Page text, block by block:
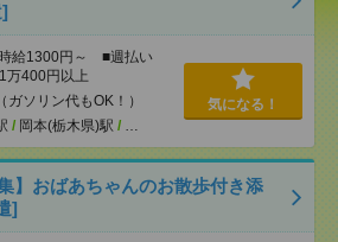
給1300円～ ■週払い
400円以上
ソリン代もOK！）
/ 岡本(栃木県)駅 / …
気になる！
】おばあちゃんのお散歩付き添
]